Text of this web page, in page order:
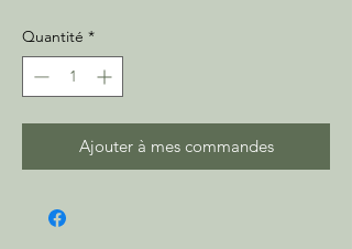
Quantité *
Ajouter à mes commandes